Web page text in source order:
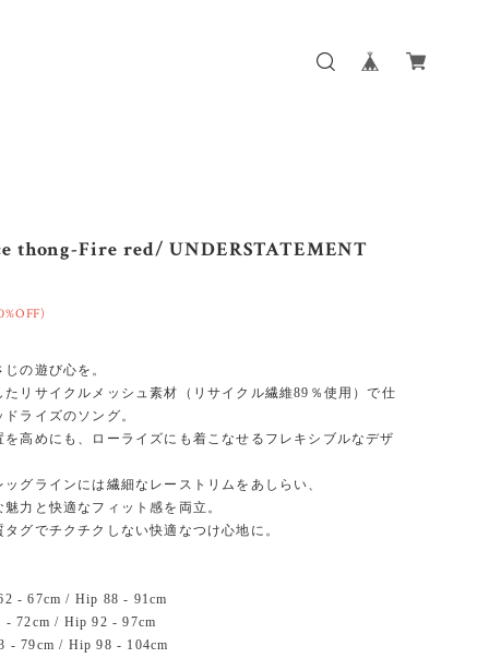
thong-Fire red/ UNDERSTATEMENT
の遊び心を。
たリサイクルメッシュ素材（リサイクル繊維89％使用）で仕
ライズのソング。
を高めにも、ローライズにも着こなせるフレキシブルなデザ
グラインには繊細なレーストリムをあしらい、
力と快適なフィット感を両立。
グでチクチクしない快適なつけ心地に。
- 67cm / Hip 88 - 91cm
- 72cm / Hip 92 - 97cm
- 79cm / Hip 98 - 104cm